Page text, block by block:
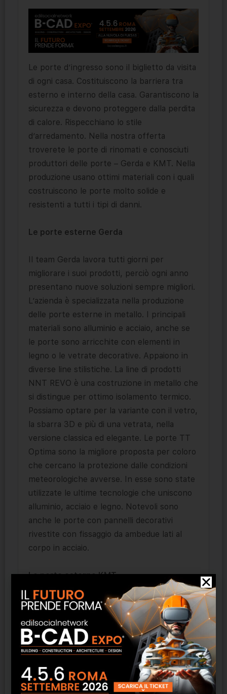
Le porte d’ingresso sono il biglietto da visita
di ogni casa. Costituiscono la barriera tra
esterno e interno della casa. Garantiscono la
sicurezza e devono proteggere dalla perdita
di calore. Rispecchiano lo stile
d’arredamento. Nella nostra offerta
troverete le porte di rinomati e conosciuti
produttori delle porte – Gerda e KMT. Nella
produzione usano ottimi materiali con i quali
costruiscono le porte molto solide e
resistenti a tutti i tipi di danni.
Le porte esterne Gerda
Il team Gerda lavora tutti giorni per
migliorare i suoi prodotti, perciò ogni anno
presentano nuove soluzioni sempre migliori.
L’azienda è specializzata nella produzione
delle porte esterne in metallo. I principali
materiali sono alluminio e acciaio, anche se
le porte sono arricchite con elementi in
legno o le vetrate decorative. Appaiono in
diverse line stilistiche. La line di prodotti
NNT REVO è una costruzione in metallo che
si distingue per ottimo isolamento termico.
Possiamo optare per la variante con il vetro,
la sbarra 3D e più di una vetrata, nella
versione classica ed elegante. Le porte TT
Optima sono la migliore proposta per coloro
che cercano la protezione dalle condizioni
meteorologiche avverse. In esse sono state
utilizzate le ultime tecnologie che uniscono
alluminio, acciaio e legno. Notevoli sono
anche le porte con pannelli decorativi
rivestite con fissaggio da ambedue lati al
corpo in acciaio.
Le porte esterne KMT
L’azienda KMT offre i prodotti nei quali si
sfruttano le migliori proprietà dell’acciaio. Le
loro porte si distinguono per lo stile
moderno, le tecnologie all’avanguardia che
corrispondono ad alti parametri isolanti, la
resistenza contro lo scasso. Le porte KTM
hanno le ante con il sistema di chiusura